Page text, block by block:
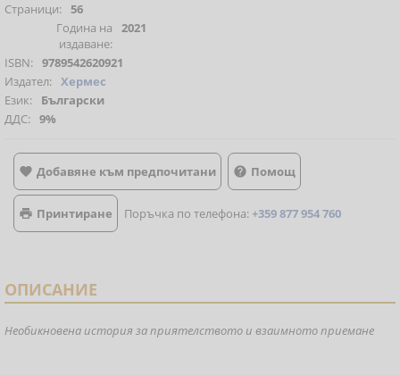
Страници: 56
Година на
издаване:
2021
ISBN: 9789542620921
Издател: Хермес
Език:
Български
ДДС: 9%
 Добавяне към предпочитани  Помощ
 Принтиране Поръчка по телефона:+359 877 954 760
ОПИСАНИЕ
Необикновена история за приятелството и взаимното приемане